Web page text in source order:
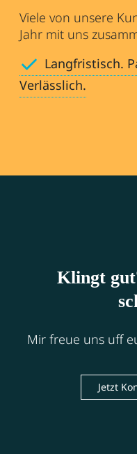
Viele von unsere
Jahr mit uns
Langfristisch.
Verlässlich.
Klingt
Mir freue uns uff
Jetzt